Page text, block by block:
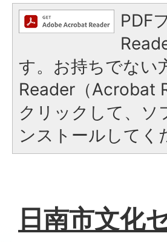
PDF
す。お持ちでない
Reader（Acrobat
クリックして、ソ
ンストールしてく
日南市文化